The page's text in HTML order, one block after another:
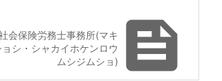

会保険労務士事務所(マキ
シ・シャカイホケンロウ
ムシジムショ)